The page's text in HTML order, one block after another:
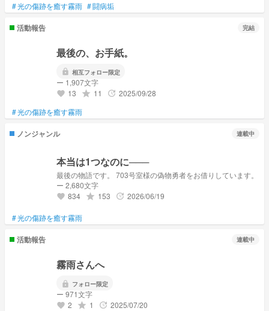
#光の傷跡を癒す霧雨 #闘病垢
活動報告 完結
最後の、お手紙。
lock 相互フォロー限定
ー 1,907文字
favorite 13 grade 11 update 2025/09/28
#光の傷跡を癒す霧雨
ノンジャンル 連載中
本当は1つなのに───
最後の物語です。 703号室様の偽物勇者をお借りしています。
ー 2,680文字
favorite 834 grade 153 update 2026/06/19
#光の傷跡を癒す霧雨
活動報告 連載中
霧雨さんへ
lock フォロー限定
ー 971文字
favorite 2 grade 1 update 2025/07/20